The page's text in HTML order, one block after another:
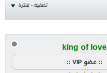
تصفية - فلترة
king of love
:: عضو VIP ::